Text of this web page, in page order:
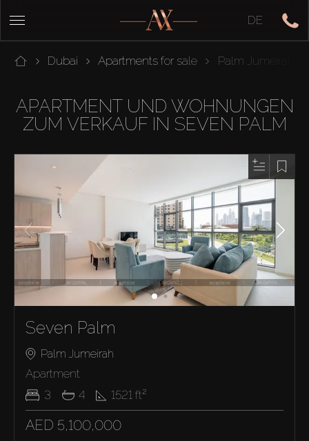
DE
Dubai Apartments for sale Palm Jumeirah
APARTMENT UND WOHNUNGEN
ZUM VERKAUF IN SEVEN PALM
Seven Palm
Palm Jumeirah
Apartment
3
4 1521 ft²
AED 5,100,000